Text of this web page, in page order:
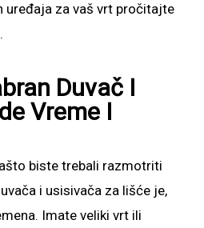
uređaja za vaš vrt pročitajte
Duvač I
Vreme I
biste trebali razmotriti
i usisivača za lišće je,
Imate veliki vrt ili